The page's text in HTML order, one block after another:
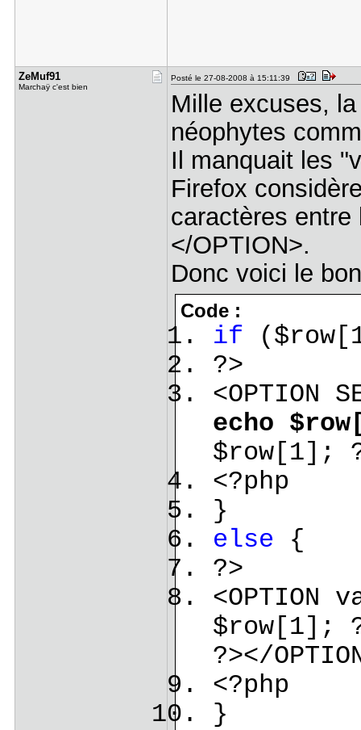
ZeMuf91
Marchaÿ c'est bien
Posté le 27-08-2008 à 15:11:39
Mille excuses,
néophytes
Il manquait les
Firefox
caractères
</OPTION>.
Donc voici le
Code :
if
?>
<OPTION
echo
$row[1];
<?php
}
else {
?>
<OPTION
$row[1];
?></
<?php
}